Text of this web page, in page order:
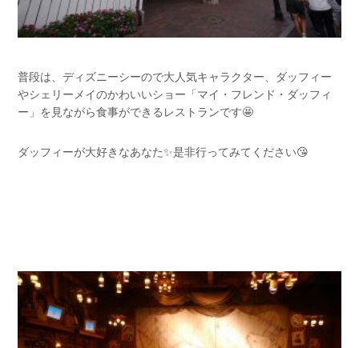
普段は、ディズニーシーので大人気キャラクター、ダッフィー
やシェリーメイのかわいいショー「マイ・フレンド・ダッフィ
ー」を見ながら食事ができるレストランです🤩
ダッフィーが大好きなあなた✨是非行ってみてください😘